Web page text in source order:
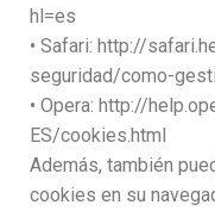
hl=es
• Safari: http://
seguridad/como-
• Opera: http://
ES/cookies.html
Además, también
cookies en su